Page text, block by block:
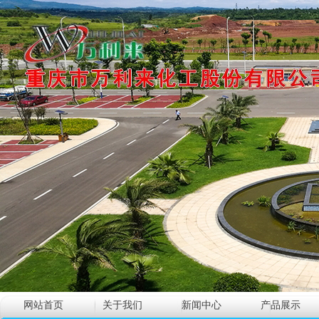
网站首页 关于我们 新闻中心 产品展示